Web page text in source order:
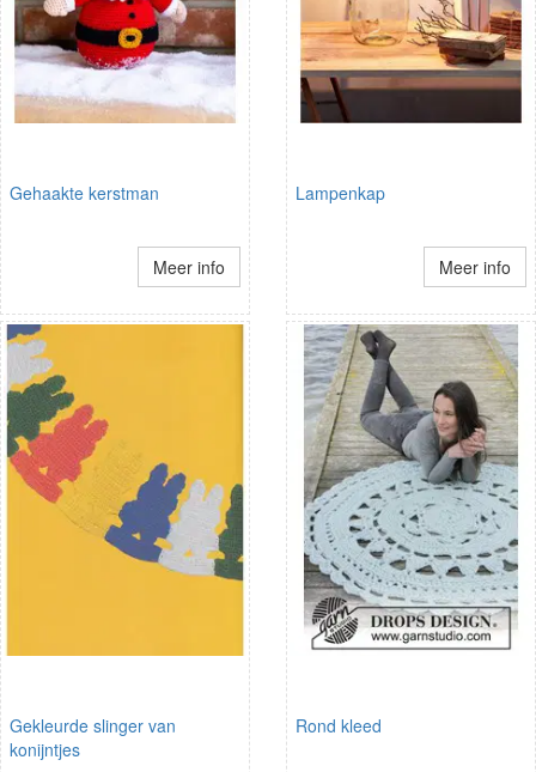
Gehaakte kerstman
Meer info
Lampenkap
Meer info
Gekleurde slinger van
konijntjes
Rond kleed